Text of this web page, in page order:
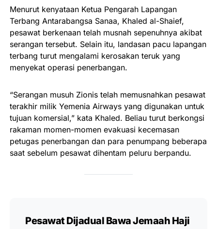
Menurut kenyataan Ketua Pengarah Lapangan
Terbang Antarabangsa Sanaa, Khaled al-Shaief,
pesawat berkenaan telah musnah sepenuhnya akibat
serangan tersebut. Selain itu, landasan pacu lapangan
terbang turut mengalami kerosakan teruk yang
menyekat operasi penerbangan.
“Serangan musuh Zionis telah memusnahkan pesawat
terakhir milik Yemenia Airways yang digunakan untuk
tujuan komersial,” kata Khaled. Beliau turut berkongsi
rakaman momen-momen evakuasi kecemasan
petugas penerbangan dan para penumpang beberapa
saat sebelum pesawat dihentam peluru berpandu.
Pesawat Dijadual Bawa Jemaah Haji